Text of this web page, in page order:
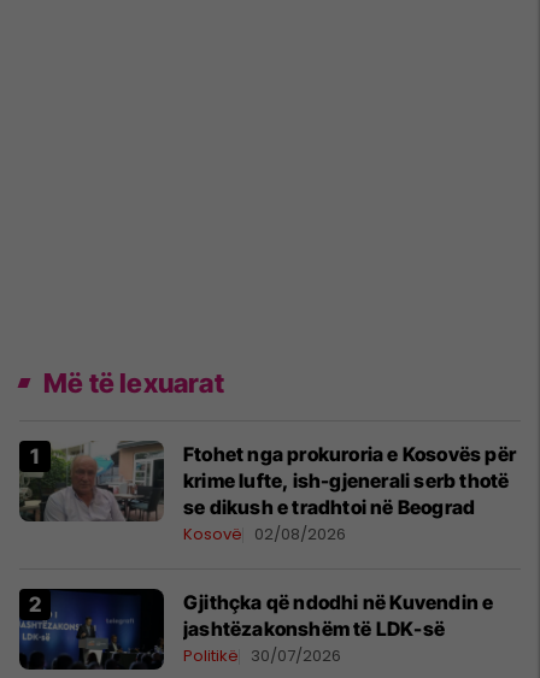
Më të lexuarat
Ftohet nga prokuroria e Kosovës për
krime lufte, ish-gjenerali serb thotë
se dikush e tradhtoi në Beograd
Kosovë 02/08/2026
Gjithçka që ndodhi në Kuvendin e
jashtëzakonshëm të LDK-së
Politikë 30/07/2026